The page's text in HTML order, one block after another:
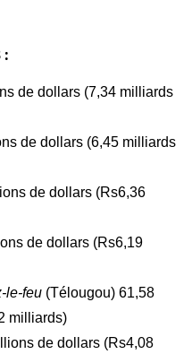
:
de dollars (7,34 milliards
de dollars (6,45 milliards
de dollars (Rs6,36
de dollars (Rs6,19
le-feu (Télougou) 61,58
milliards)
de dollars (Rs4,08